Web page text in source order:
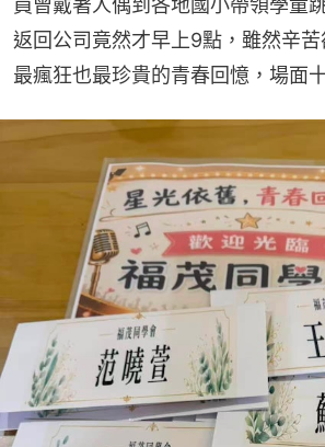
返回公司竟然才早上9點，雖然辛
最瘋狂也最珍貴的青春回憶，場面